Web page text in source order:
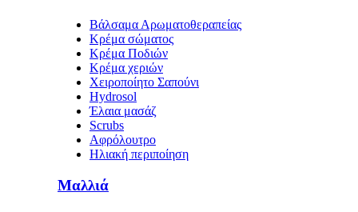
Βάλσαμα Αρωματοθεραπείας
Κρέμα σώματος
Κρέμα Ποδιών
Κρέμα χεριών
Χειροποίητο Σαπούνι
Hydrosol
Έλαια μασάζ
Scrubs
Αφρόλουτρο
Ηλιακή περιποίηση
Μαλλιά